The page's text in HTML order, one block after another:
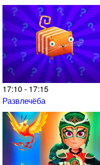
17:10 - 17:15
Развлечёба